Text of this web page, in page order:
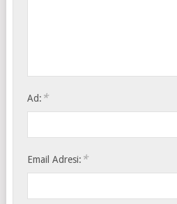
Ad: *
Email Adresi: *